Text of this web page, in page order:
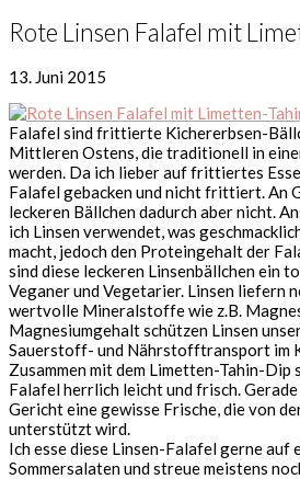
Rote Linsen Falafel mit
13. Juni 2015
Falafel sind frittierte Kichererbsen-
Mittleren Ostens, die traditionell in
werden. Da ich lieber auf frittiertes
Falafel gebacken und nicht frittiert. An
leckeren Bällchen dadurch aber nicht.
ich Linsen verwendet, was
macht, jedoch den Proteingehalt der
sind diese leckeren Linsenbällchen ein
Veganer und Vegetarier. Linsen liefern
wertvolle Mineralstoffe wie z.B.
Magnesiumgehalt schützen Linsen
Sauerstoff- und Nährstofftransport im
Zusammen mit dem Limetten-Tahin-Dip
Falafel herrlich leicht und frisch.
Gericht eine gewisse Frische, die von
unterstützt wird.
Ich esse diese Linsen-Falafel gerne auf
Sommersalaten und streue meistens